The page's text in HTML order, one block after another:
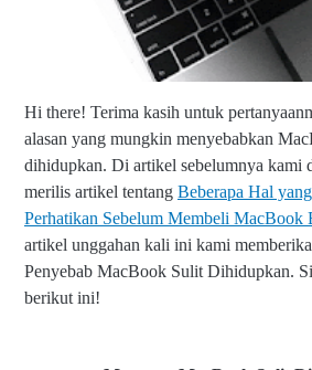
Hi there! Terima kasih untuk
alasan yang mungkin menyebabkan
dihidupkan. Di artikel sebelumnya kami
merilis artikel tentang Beberapa Hal
Perhatikan Sebelum Membeli MacBook
artikel unggahan kali ini kami
Penyebab MacBook Sulit Dihidupkan.
berikut ini!